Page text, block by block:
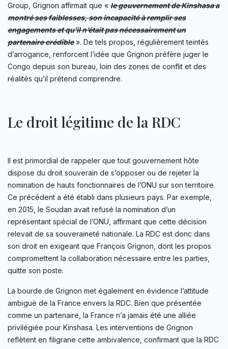
Group, Grignon affirmait que « le gouvernement de Kinshasa a
montré ses faiblesses, son incapacité à remplir ses
engagements et qu’il n’était pas nécessairement un
partenaire crédible». De tels propos, régulièrement teintés
d’arrogance, renforcent l’idée que Grignon préfère juger le
Congo depuis son bureau, loin des zones de conflit et des
réalités qu’il prétend comprendre.
Le droit légitime de la RDC
Il est primordial de rappeler que tout gouvernement hôte
dispose du droit souverain de s’opposer ou de rejeter la
nomination de hauts fonctionnaires de l’ONU sur son territoire.
Ce précédent a été établi dans plusieurs pays. Par exemple,
en 2015, le Soudan avait refusé la nomination d’un
représentant spécial de l’ONU, affirmant que cette décision
relevait de sa souveraineté nationale. La RDC est donc dans
son droit en exigeant que François Grignon, dont les propos
compromettent la collaboration nécessaire entre les parties,
quitte son poste.
La bourde de Grignon met également en évidence l’attitude
ambiguë de la France envers la RDC. Bien que présentée
comme un partenaire, la France n’a jamais été une alliée
privilégiée pour Kinshasa. Les interventions de Grignon
reflètent en filigrane cette ambivalence, confirmant que la RDC